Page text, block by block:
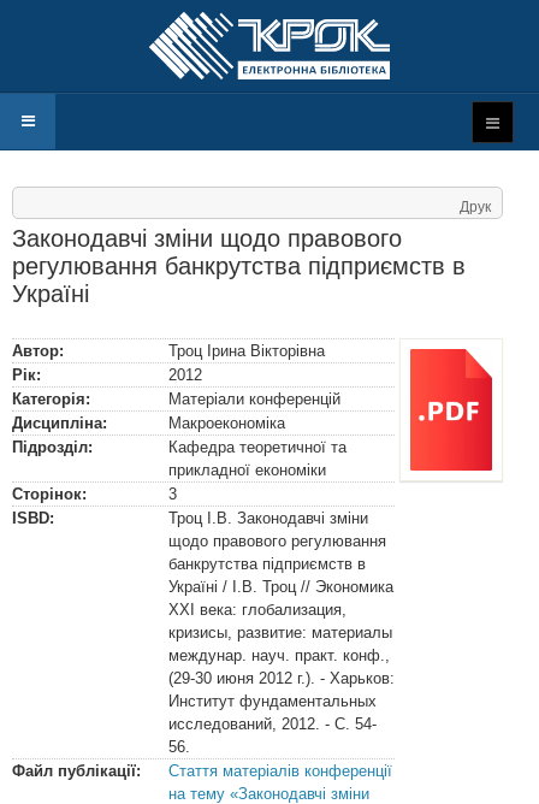
Друк
Законодавчі зміни щодо правового
регулювання банкрутства підприємств в
Україні
Автор:
Троц Ірина Вікторівна
Рік:
2012
Категорія:
Матеріали конференцій
Дисципліна:
Макроекономіка
Підрозділ:
Кафедра теоретичної та
прикладної економіки
Сторінок:
3
ISBD:
Троц І.В. Законодавчі зміни
щодо правового регулювання
банкрутства підприємств в
Україні / І.В. Троц // Экономика
XXI века: глобализация,
кризисы, развитие: материалы
междунар. науч. практ. конф.,
(29-30 июня 2012 г.). - Харьков:
Институт фундаментальных
исследований, 2012. - С. 54-
56.
Файл публікації:
Стаття матеріалів конференції
на тему «Законодавчі зміни